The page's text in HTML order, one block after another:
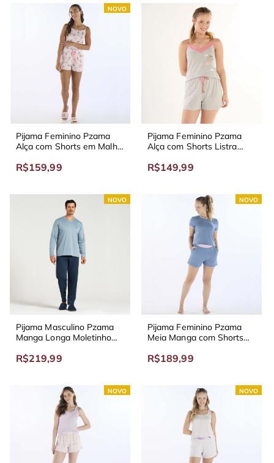
NOVO
Pijama Feminino Pzama
Alça com Shorts em Malha
R$159,99
Pijama Feminino Pzama
Alça com Shorts Listra
R$149,99
NOVO
Pijama Masculino Pzama
Manga Longa Moletinho
R$219,99
NOVO
Pijama Feminino Pzama
Meia Manga com Shorts
R$189,99
NOVO NOVO